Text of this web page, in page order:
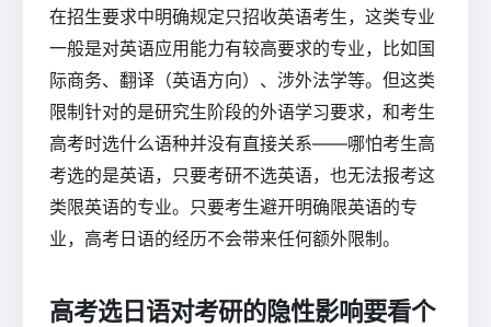
在招生要求中明确规定只招收英语考生，这类专业
一般是对英语应用能力有较高要求的专业，比如国
际商务、翻译（英语方向）、涉外法学等。但这类
限制针对的是研究生阶段的外语学习要求，和考生
高考时选什么语种并没有直接关系——哪怕考生高
考选的是英语，只要考研不选英语，也无法报考这
类限英语的专业。只要考生避开明确限英语的专
业，高考日语的经历不会带来任何额外限制。
高考选日语对考研的隐性影响要看个